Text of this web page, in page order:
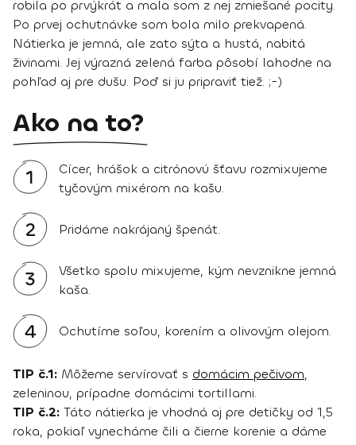
robila po prvýkrát a mala som z nej zmiešané pocity.
Po prvej ochutnávke som bola milo prekvapená.
Nátierka je jemná, ale zato sýta a hustá, nabitá
živinami. Jej výrazná zelená farba pôsobí lahodne na
pohľad aj pre dušu. Poď si ju pripraviť tiež. ;-)
Ako na to?
1
Cícer, hrášok a citrónovú šťavu rozmixujeme
tyčovým mixérom na kašu.
2 Pridáme nakrájaný špenát.
3
Všetko spolu mixujeme, kým nevznikne jemná
kaša.
4 Ochutíme soľou, korením a olivovým olejom.
TIP č.1: Môžeme servírovať s domácim pečivom,
zeleninou, prípadne domácimi tortillami.
TIP č.2: Táto nátierka je vhodná aj pre detičky od 1,5
roka, pokiaľ vynecháme čili a čierne korenie a dáme